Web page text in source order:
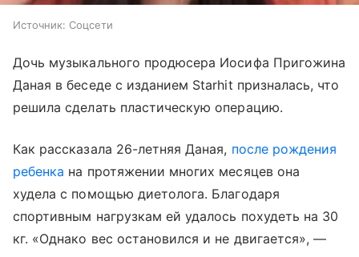
Источник: Соцсети
Дочь музыкального продюсера Иосифа Пригожина
Даная в беседе с изданием Starhit призналась, что
решила сделать пластическую операцию.
Как рассказала 26-летняя Даная, после рождения
ребенка на протяжении многих месяцев она
худела с помощью диетолога. Благодаря
спортивным нагрузкам ей удалось похудеть на 30
кг. «Однако вес остановился и не двигается», —